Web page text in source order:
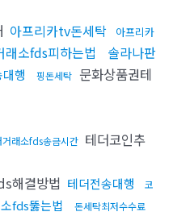
아프리카tv돈세탁
아프리카
래소fds피하는법
솔라나판
행 핑돈세탁 문화상품권테
거래소fds송금시간 테더코인추
해결방법 테더전송대행
코
fds뚫는법 돈세탁최저수수료